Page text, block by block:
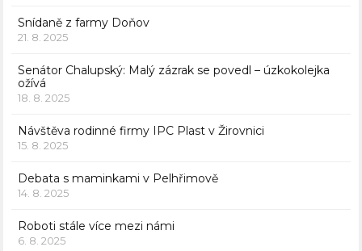
Snídaně z farmy Doňov
21. 8. 2025
Senátor Chalupský: Malý zázrak se povedl – úzkokolejka
ožívá
18. 8. 2025
Návštěva rodinné firmy IPC Plast v Žirovnici
15. 8. 2025
Debata s maminkami v Pelhřimově
14. 8. 2025
Roboti stále více mezi námi
6. 8. 2025